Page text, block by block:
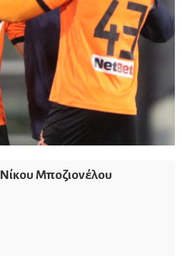
Νίκου Μποζιονέλου